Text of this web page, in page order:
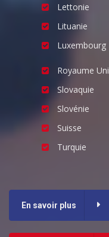
Lettonie
Lituanie
Luxembourg
Royaume Uni
Slovaquie
Slovénie
Suisse
Turquie
En savoir plus